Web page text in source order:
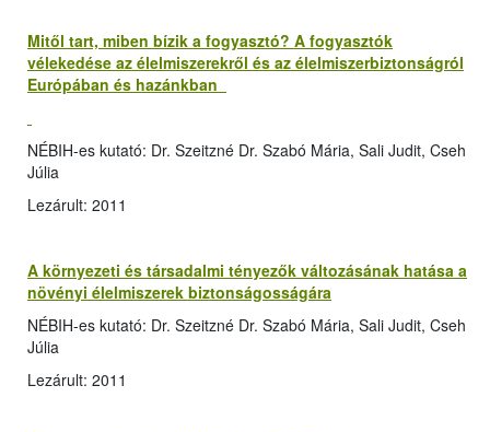
Mitől tart, miben bízik a fogyasztó? A fogyasztók
vélekedése az élelmiszerekről és az élelmiszerbiztonságról
Európában és hazánkban
NÉBIH-es kutató: Dr. Szeitzné Dr. Szabó Mária, Sali Judit, Cseh
Júlia
Lezárult: 2011
A környezeti és társadalmi tényezők változásának hatása a
növényi élelmiszerek biztonságosságára
NÉBIH-es kutató: Dr. Szeitzné Dr. Szabó Mária, Sali Judit, Cseh
Júlia
Lezárult: 2011